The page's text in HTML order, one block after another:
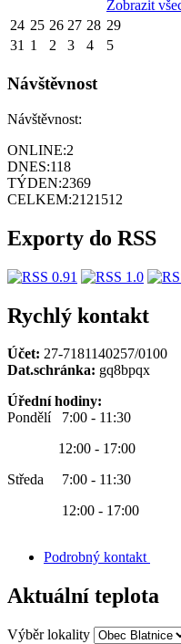
Zobrazit
24 25 26 27 28 29
31 1 2 3 4 5
Návštěvnost
Návštěvnost:
ONLINE:2
DNES:118
TÝDEN:2369
CELKEM:2121512
Exporty do RSS
Rychlý kontakt
Účet: 27-7181140257/0100
Dat.schránka: gq8bpqx
Úřední hodiny:
Pondělí 7:00 - 11:30
12:00 - 17:00
Středa 7:00 - 11:30
12:00 - 17:00
Podrobný kontakt
Aktuální teplota
Výběr lokality